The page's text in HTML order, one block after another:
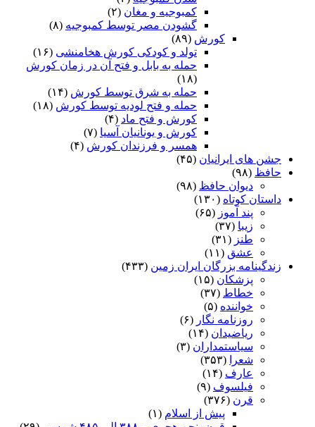
کمبوجیه و مغان (۲)
گشودن مصر توسط کمبوجیه (۸)
کورش (۸۹)
تولد و کودکی کورش هخامنشی (۱۶)
حمله به بابل و فتح آن در زمان کورش
(۱۸)
حمله به شرق توسط کورش (۱۴)
حمله و فتح لودیه توسط کورش (۱۸)
کورش و فتح ماد (۴)
کورش و یونانیان آسیا (۷)
همسر و فرزندان کورش (۴)
جشن های ایرانیان (۴۵)
حافظ (۹۸)
دیوان حافظ (۹۸)
داستان کوتاه (۱۳۰)
پند آموز (۶۵)
زیبا (۳۷)
طنز (۳۱)
عشق (۱۱)
زندگینامه بزرگان ایران زمین (۴۳۳)
پزشکان (۱۵)
خطاط (۳۷)
خواننده (۵)
روزنامه نگار (۶)
ریاضیدان (۱۴)
سیاستمداران (۳)
شعرا
(۳۵۳)
عارف (۱۴)
فیلسوف (۹)
قرن (۳۷۶)
پیش از اسلام (۱)